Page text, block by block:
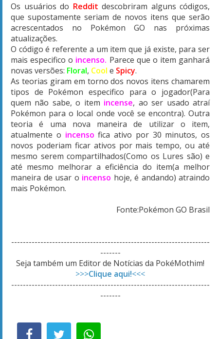
Os usuários do Reddit descobriram alguns códigos,
que supostamente seriam de novos itens que serão
acrescentados no Pokémon GO nas próximas
atualizações.
O código é referente a um item que já existe, para ser
mais especifico o incenso. Parece que o item ganhará
novas versões: Floral, Cool e Spicy.
As teorias giram em torno dos novos itens chamarem
tipos de Pokémon especifico para o jogador(Para
quem não sabe, o item incense, ao ser usado atraí
Pokémon para o local onde você se encontra). Outra
teoria é uma nova maneira de utilizar o item,
atualmente o incenso fica ativo por 30 minutos, os
novos poderiam ficar ativos por mais tempo, ou até
mesmo serem compartilhados(Como os Lures são) e
até mesmo melhorar a eficiência do item(a melhor
maneira de usar o incenso hoje, é andando) atraindo
mais Pokémon.
Fonte:Pokémon GO Brasil
--------------------------------------------------------------------
-------
Seja também um Editor de Notícias da PokéMothim!
>>>Clique aqui!<<<
--------------------------------------------------------------------
-------